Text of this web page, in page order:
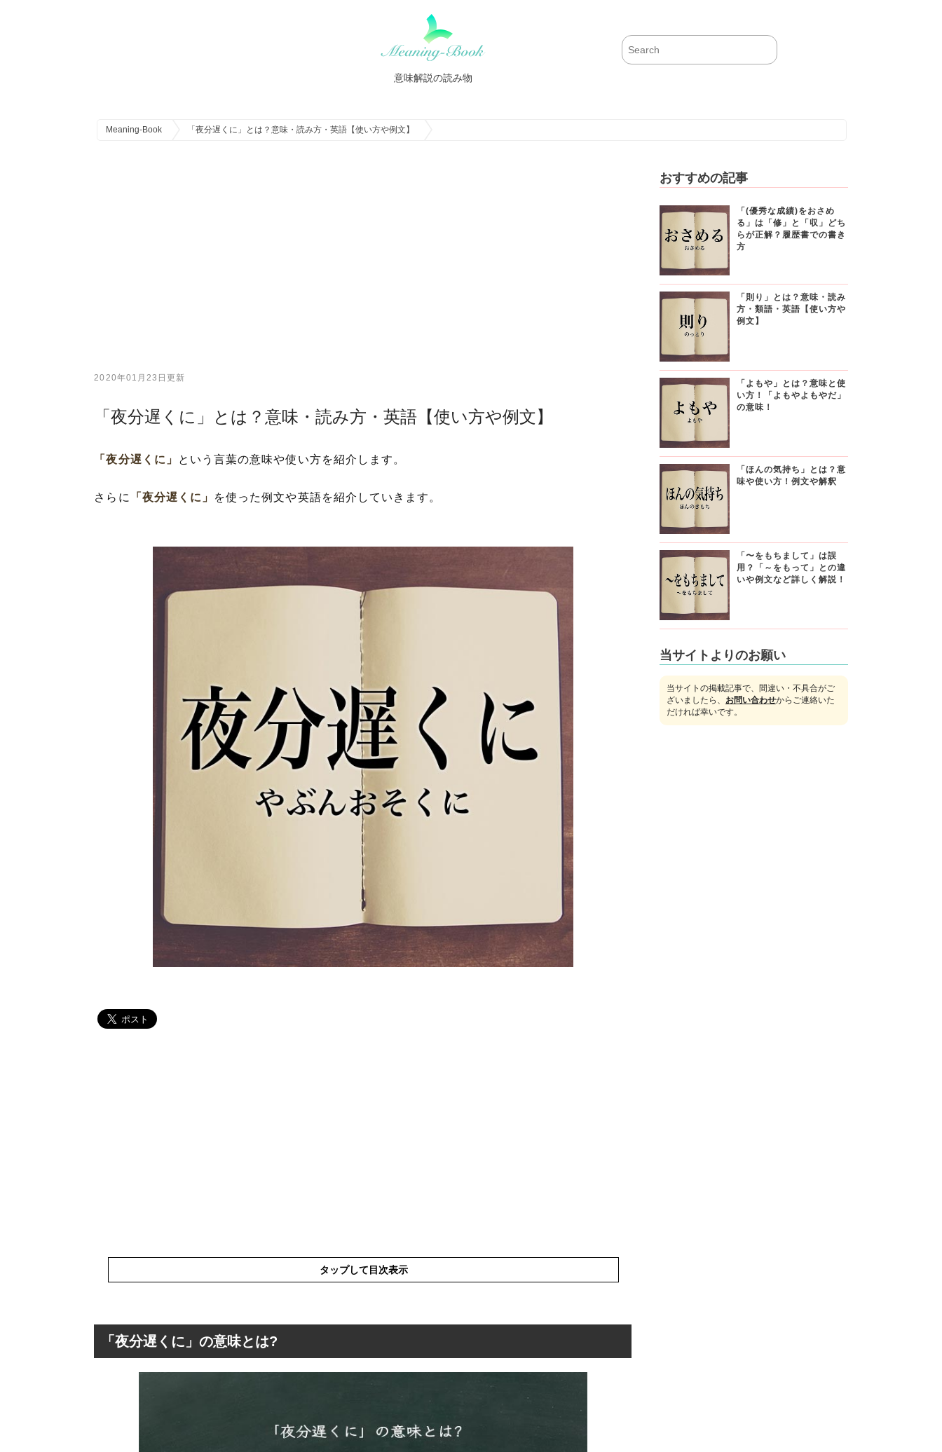
意味解説の読み物
Meaning-Book 「夜分遅くに」とは？意味・読み方・英語【使い方や例文】
2020年01月23日更新
「夜分遅くに」とは？意味・読み方・英語【使い方や例文】
「夜分遅くに」 という言葉の意味や使い方を紹介します。
さらに 「夜分遅くに」 を使った例文や英語を紹介していきます。
タップして目次表示
「夜分遅くに」の意味
「夜分遅くに」の意味とは?
おすすめの記事
「(優秀な成績)をおさめ
る」は「修」と「収」どち
らが正解？履歴書での書き
方
「則り」とは？意味・読み
方・類語・英語【使い方や
例文】
「よもや」とは？意味と使
い方！「よもやよもやだ」
の意味！
「ほんの気持ち」とは？意
味や使い方！例文や解釈
「〜をもちまして」は誤
用？「～をもって」との違
いや例文など詳しく解説！
当サイトよりのお願い
当サイトの掲載記事で、間違い・不具合がご
ざいましたら、 お問い合わせからご連絡いた
だければ幸いです。